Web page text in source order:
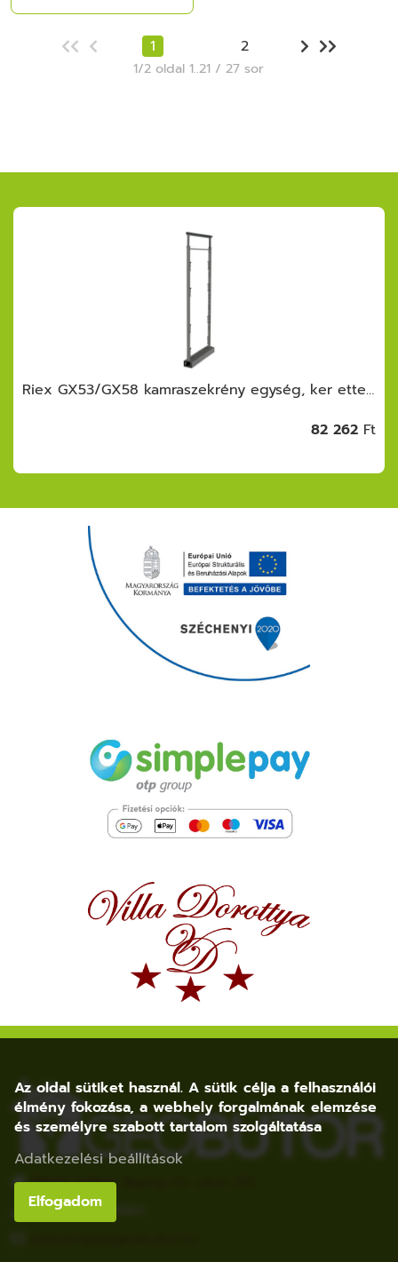
1 2
1/2 oldal 1..21 / 27 sor
Riex GX53/GX58 kamraszekrény egység, ker ettel, fióksínnel, frontrögzítővel, 1700 -1850 mm, s.szürke
82 262 Ft
8600 Siófok, Bajcsy-Zs. utca 210.
+36 20 852 1660
Az oldal sütiket használ. A sütik célja a felhasználói
élmény fokozása, a webhely forgalmának elemzése
és személyre szabott tartalom szolgáltatása
Adatkezelési beállítások
Elfogadom